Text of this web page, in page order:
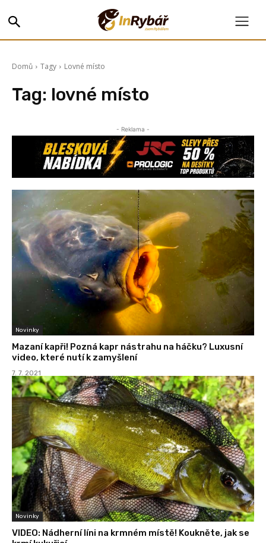
Domů Tagy Lovné místo
Tag: lovné místo
- Reklama -
Novinky
Mazaní kapři! Pozná kapr nástrahu na háčku? Luxusní
video, které nutí k zamyšlení
7. 7. 2021
Novinky
VIDEO: Nádherní líni na krmném místě! Koukněte, jak se